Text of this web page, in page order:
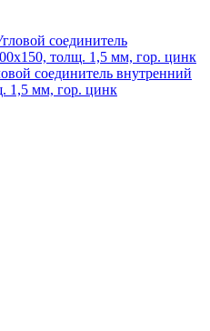
соединитель внутренний
1,5 мм, гор. цинк